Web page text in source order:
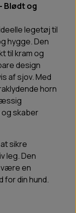
Blødt og
legetøj til
hygge. Den
til kram og
design
af sjov. Med
horn
skaber
sikre
leg. Den
være en
for din hund.